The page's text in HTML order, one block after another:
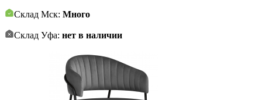
Склад Мск: Много
Склад Уфа: нет в наличии